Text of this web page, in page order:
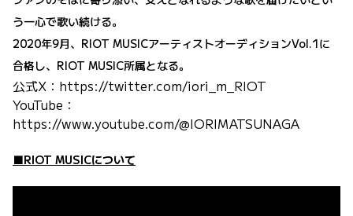
う一心で歌い続ける。
2020年9月、RIOT MUSICアーティストオーディションVol.1に
合格し、RIOT MUSIC所属となる。
公式X： https://twitter.com/iori_m_RIOT
YouTube：
https://www.youtube.com/@IORIMATSUNAGA
■RIOT MUSICについて